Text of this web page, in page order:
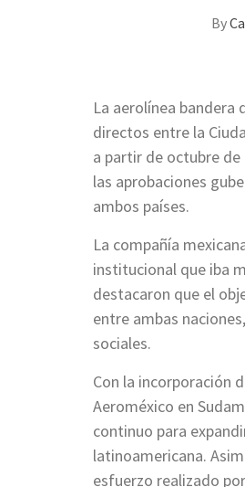
By
La aerolínea
directos entre la
a partir de octubre
las aprobaciones
ambos países.
La compañía
institucional que iba
destacaron que el
entre ambas
sociales.
Con la incorporación
Aeroméxico en
continuo para
latinoamericana.
esfuerzo realizado